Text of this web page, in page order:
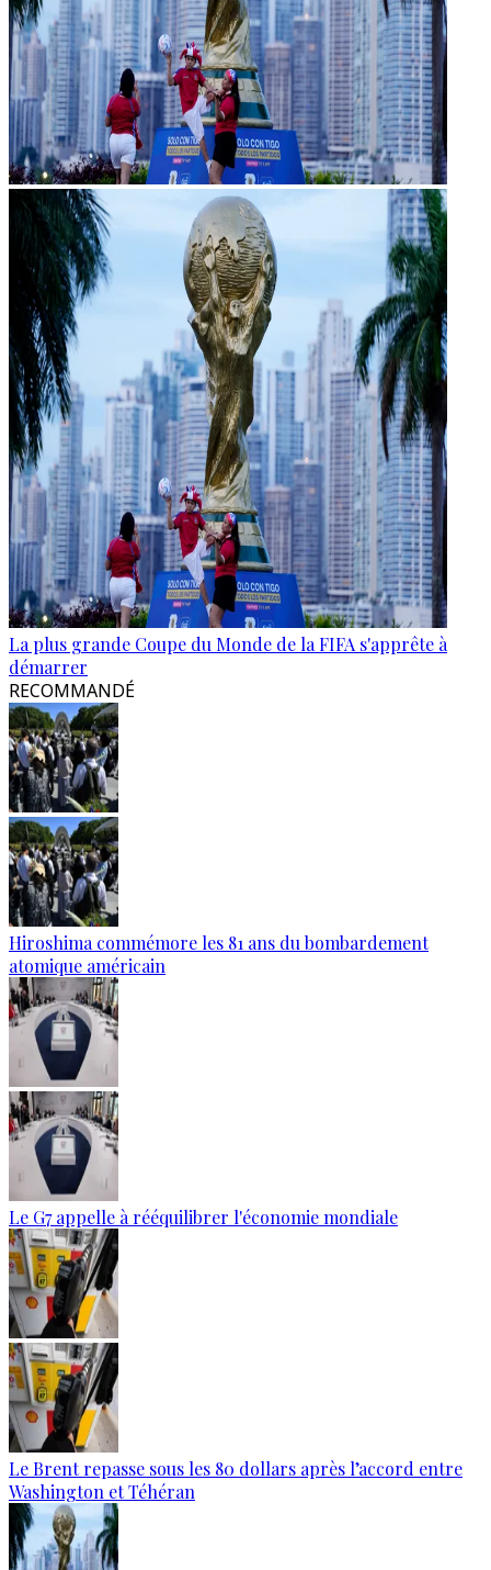
La plus grande Coupe du Monde de la FIFA s'apprête à
démarrer
RECOMMANDÉ
Hiroshima commémore les 81 ans du bombardement
atomique américain
Le G7 appelle à rééquilibrer l'économie mondiale
Le Brent repasse sous les 80 dollars après l’accord entre
Washington et Téhéran